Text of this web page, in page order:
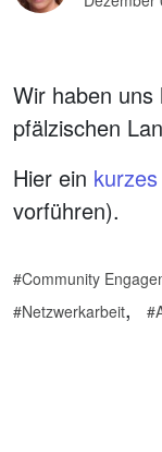
Wir haben uns
pfälzischen
Hier ein
vorführen).
Community
Netzwerkarbeit,